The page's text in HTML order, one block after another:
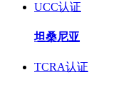
UCC认证
坦桑尼亚
TCRA认证